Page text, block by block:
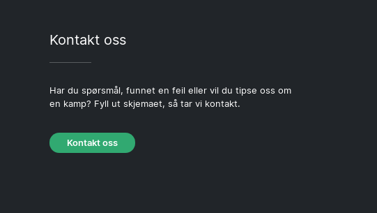
Kontakt oss
Har du spørsmål, funnet en feil eller vil du tipse oss om
en kamp? Fyll ut skjemaet, så tar vi kontakt.
Kontakt oss